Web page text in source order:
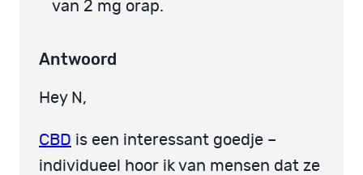
van 2 mg orap.
Antwoord
Hey N,
CBD is een interessant goedje –
individueel hoor ik van mensen dat ze